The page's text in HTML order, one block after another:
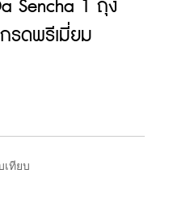
Sencha 1 ถุง
รดพรีเมี่ยม
เทียบ